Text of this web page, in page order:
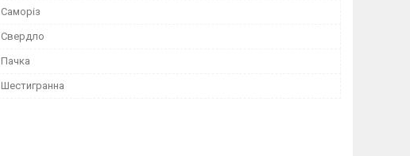
Саморіз
Свердло
Пачка
Шестигранна